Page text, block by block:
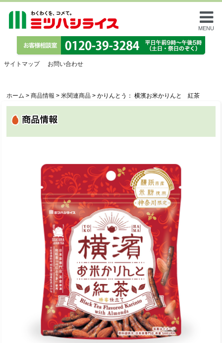
MENU
サイトマップ お問い合わせ
ホーム > 商品情報 > 米関連商品 > かりんとう： 横濱お米かりんと 紅茶